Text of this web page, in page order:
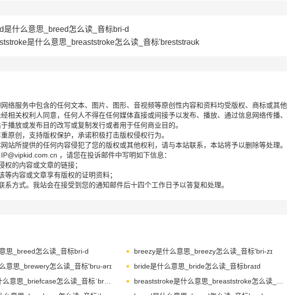
是什么意思_breed怎么读_音标bri-d
是什么意思_breaststroke怎么读_音标'breststrəʊk
络服务中包含的任何文本、图片、图形、音视频等原创性内容和资料均受版权、商标或其他
相关权利人同意，任何人不得在任何媒体直接或间接予以发布、播放、通过信息网络传播、
播放或发布目的改写或复制发行或者用于任何商业目的。
原创，支持版权保护，承诺积极打击版权侵权行为。
站所提供的任何内容侵犯了您的版权或其他权利，请与本站联系，本站将予以删除等处理。
，请您在投诉邮件中写明如下信息：
权的内容或文章的链接；
等内容或文章享有版权的证明资料；
系方式。我站会在接受到您的通知邮件后十四个工作日予以答复和处理。
思_breed怎么读_音标bri-d
breezy是什么意思_breezy怎么读_音标'bri-zɪ
意思_brewery怎么读_音标'bru-ərɪ
bride是什么意思_bride怎么读_音标braɪd
briefcase是什么意思_briefcase怎么读_音标ˈbri-fkeɪs